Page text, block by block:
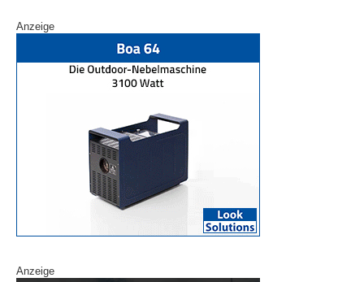
Anzeige
Anzeige